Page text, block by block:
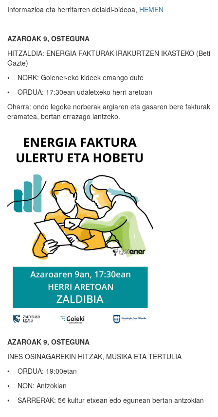
Informazioa eta herritarren deialdi-bideoa, HEMEN
AZAROAK 9, OSTEGUNA
HITZALDIA: ENERGIA FAKTURAK IRAKURTZEN IKASTEKO (Beti
Gazte)
• NORK: Goiener-eko kideek emango dute
• ORDUA: 17:30ean udaletxeko herri aretoan
Oharra: ondo legoke norberak argiaren eta gasaren bere fakturak
eramatea, bertan errazago lantzeko.
AZAROAK 9, OSTEGUNA
INES OSINAGAREKIN HITZAK, MUSIKA ETA TERTULIA
• ORDUA: 19:00etan
• NON: Antzokian
• SARRERAK: 5€ kultur etxean edo egunean bertan antzokian